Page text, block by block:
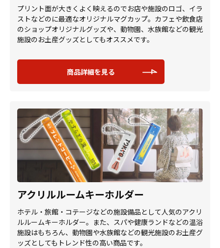
プリント面が大きくよく映えるのでお店や施設のロゴ、イラ
ストなどのに最適なオリジナルマグカップ。カフェや飲食店
のショップオリジナルグッズや、動物園、水族館などの観光
施設のお土産グッズとしてもオススメです。
商品詳細を見る
アクリルルームキーホルダー
ホテル・旅館・コテージなどの施設備品として人気のアクリ
ルルームキーホルダー。また、スパや健康ランドなどの温浴
施設はもちろん、動物園や水族館などの観光施設のお土産グ
ッズとしてもトレンド性の高い商品です。